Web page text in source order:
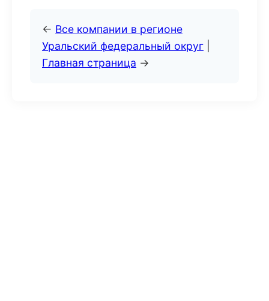
← Все компании в регионе
Уральский федеральный округ
Главная страница →